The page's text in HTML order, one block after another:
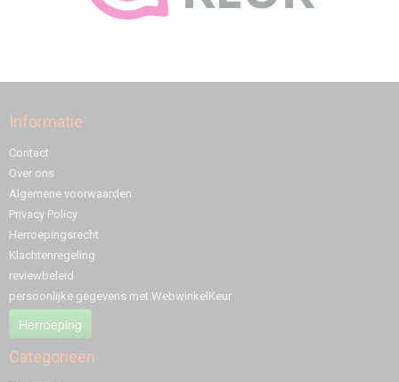
Informatie
Contact
Over ons
Algemene voorwaarden
Privacy Policy
Herroepingsrecht
Klachtenregeling
reviewbeleid
persoonlijke gegevens met WebwinkelKeur
Herroeping
Categorieën